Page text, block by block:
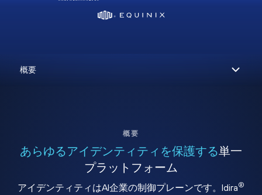
概要
あらゆるアイデンティティを保護する単一
プラットフォーム
アイデンティティはAI企業の制御プレーンです。Idira®